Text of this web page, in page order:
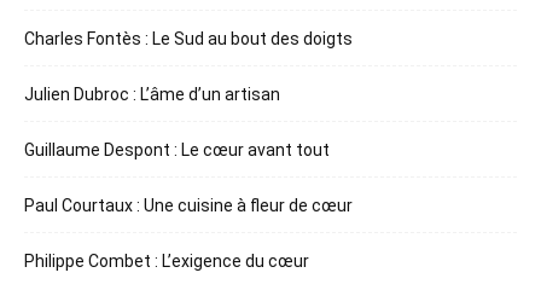
Charles Fontès : Le Sud au bout des doigts
Julien Dubroc : L’âme d’un artisan
Guillaume Despont : Le cœur avant tout
Paul Courtaux : Une cuisine à fleur de cœur
Philippe Combet : L’exigence du cœur